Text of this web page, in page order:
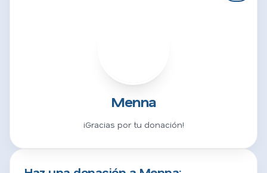
Menna
¡Gracias por tu donación!